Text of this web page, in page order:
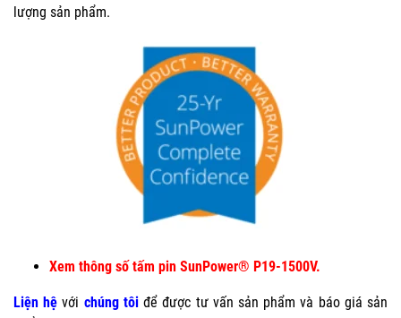
lượng sản phẩm.
Xem thông số tấm pin SunPower® P19-1500V.
Liện hệ với chúng tôiđể được tư vấn sản phẩm và báo giá sản